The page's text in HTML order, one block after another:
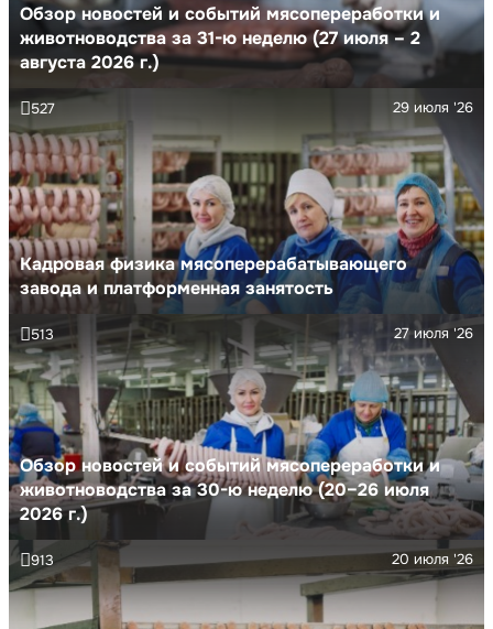
Обзор новостей и событий мясопереработки и
животноводства за 31-ю неделю (27 июля – 2
августа 2026 г.)
Кадровая физика мясоперерабатывающего
завода и платформенная занятость
29 июля '26
527
Обзор новостей и событий мясопереработки и
животноводства за 30-ю неделю (20–26 июля
2026 г.)
27 июля '26
513
20 июля '26
913